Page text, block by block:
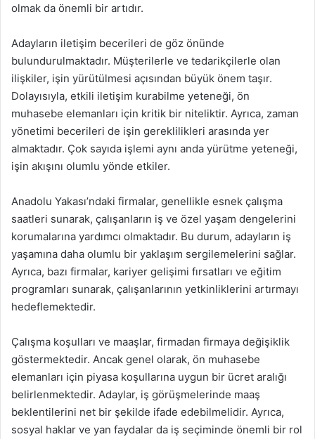
olmak da önemli bir artıdır.
Adayların iletişim becerileri de göz önünde
bulundurulmaktadır. Müşterilerle ve tedarikçilerle olan
ilişkiler, işin yürütülmesi açısından büyük önem taşır.
Dolayısıyla, etkili iletişim kurabilme yeteneği, ön
muhasebe elemanları için kritik bir niteliktir. Ayrıca, zaman
yönetimi becerileri de işin gereklilikleri arasında yer
almaktadır. Çok sayıda işlemi aynı anda yürütme yeteneği,
işin akışını olumlu yönde etkiler.
Anadolu Yakası’ndaki firmalar, genellikle esnek çalışma
saatleri sunarak, çalışanların iş ve özel yaşam dengelerini
korumalarına yardımcı olmaktadır. Bu durum, adayların iş
yaşamına daha olumlu bir yaklaşım sergilemelerini sağlar.
Ayrıca, bazı firmalar, kariyer gelişimi fırsatları ve eğitim
programları sunarak, çalışanlarının yetkinliklerini artırmayı
hedeflemektedir.
Çalışma koşulları ve maaşlar, firmadan firmaya değişiklik
göstermektedir. Ancak genel olarak, ön muhasebe
elemanları için piyasa koşullarına uygun bir ücret aralığı
belirlenmektedir. Adaylar, iş görüşmelerinde maaş
beklentilerini net bir şekilde ifade edebilmelidir. Ayrıca,
sosyal haklar ve yan faydalar da iş seçiminde önemli bir rol